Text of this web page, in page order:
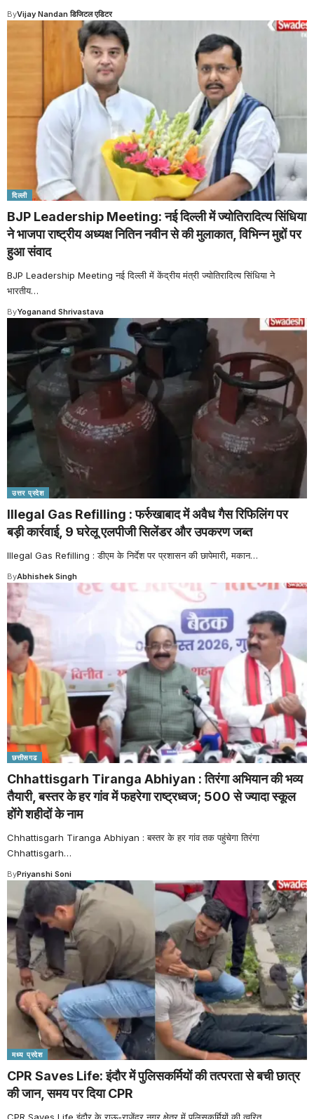
ByVijay Nandan डिजिटल एडिटर
दिल्ली
BJP Leadership Meeting: नई दिल्ली में ज्योतिरादित्य सिंधिया
ने भाजपा राष्ट्रीय अध्यक्ष नितिन नवीन से की मुलाकात, विभिन्न मुद्दों पर
हुआ संवाद
BJP Leadership Meeting नई दिल्ली में केंद्रीय मंत्री ज्योतिरादित्य सिंधिया ने
भारतीय…
ByYoganand Shrivastava
उत्तर प्रदेश
Illegal Gas Refilling : फर्रुखाबाद में अवैध गैस रिफिलिंग पर
बड़ी कार्रवाई, 9 घरेलू एलपीजी सिलेंडर और उपकरण जब्त
Illegal Gas Refilling : डीएम के निर्देश पर प्रशासन की छापेमारी, मकान…
ByAbhishek Singh
छत्तीसगढ
Chhattisgarh Tiranga Abhiyan : तिरंगा अभियान की भव्य
तैयारी, बस्तर के हर गांव में फहरेगा राष्ट्रध्वज; 500 से ज्यादा स्कूल
होंगे शहीदों के नाम
Chhattisgarh Tiranga Abhiyan : बस्तर के हर गांव तक पहुंचेगा तिरंगा
Chhattisgarh…
ByPriyanshi Soni
मध्य प्रदेश
CPR Saves Life: इंदौर में पुलिसकर्मियों की तत्परता से बची छात्र
की जान, समय पर दिया CPR